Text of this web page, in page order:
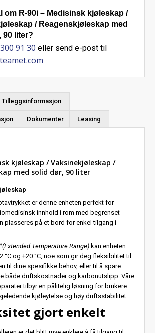
om R-90i – Medisinsk kjøleskap /
/ Reagenskjøleskap med
90 liter?
91 30 eller send e-post til
Tilleggsinformasjon
Dokumenter Leasing
kjøleskap / Vaksinekjøleskap /
med solid dør, 90 liter
er denne enheten perfekt for
innhold i rom med begrenset
plasseres på et bord for enkel tilgang i
(Extended Temperature Range) kan enheten
°C og +20 °C, noe som gir deg fleksibilitet til
til dine spesifikke behov, eller til å spare
både driftskostnader og karbonutslipp. Våre
tilbyr en pålitelig løsning for brukere
kjøleytelse og høy driftsstabilitet.
gjort enkelt